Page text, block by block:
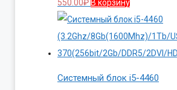
550.00₽ В корзину
Системный блок i5-4460